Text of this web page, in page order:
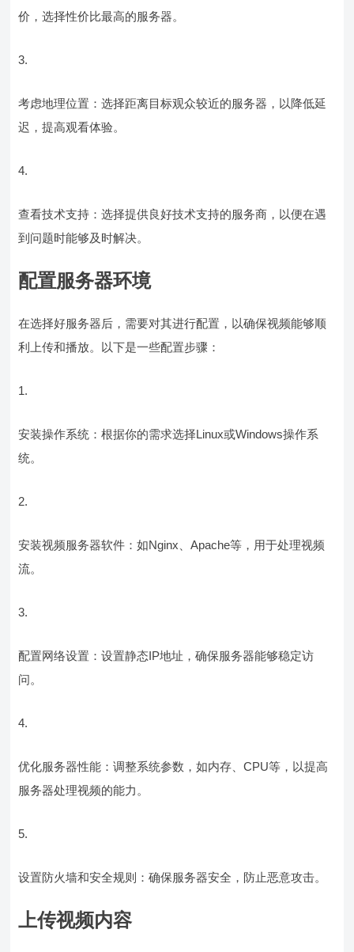
价，选择性价比最高的服务器。
3.
考虑地理位置：选择距离目标观众较近的服务器，以降低延
迟，提高观看体验。
4.
查看技术支持：选择提供良好技术支持的服务商，以便在遇
到问题时能够及时解决。
配置服务器环境
在选择好服务器后，需要对其进行配置，以确保视频能够顺
利上传和播放。以下是一些配置步骤：
1.
安装操作系统：根据你的需求选择Linux或Windows操作系
统。
2.
安装视频服务器软件：如Nginx、Apache等，用于处理视频
流。
3.
配置网络设置：设置静态IP地址，确保服务器能够稳定访
问。
4.
优化服务器性能：调整系统参数，如内存、CPU等，以提高
服务器处理视频的能力。
5.
设置防火墙和安全规则：确保服务器安全，防止恶意攻击。
上传视频内容